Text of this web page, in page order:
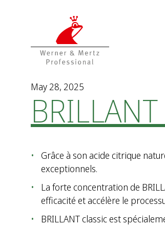
May 28, 2025
Grâce à son acide citrique
exceptionnels.
La forte concentration de
efficacité et accélère le
BRILLANT classic est